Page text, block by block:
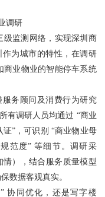
调研
级监测网络，实现深圳商
为城市的特性，在调研
商业物业的智能停车系统
务顾问及消费行为研究
有调研人员均通过 “商业
”，可识别 “商业物业母
范度” 等细节。调研采
情），结合服务质量模型
数据客观真实。
协同优化，还是写字楼